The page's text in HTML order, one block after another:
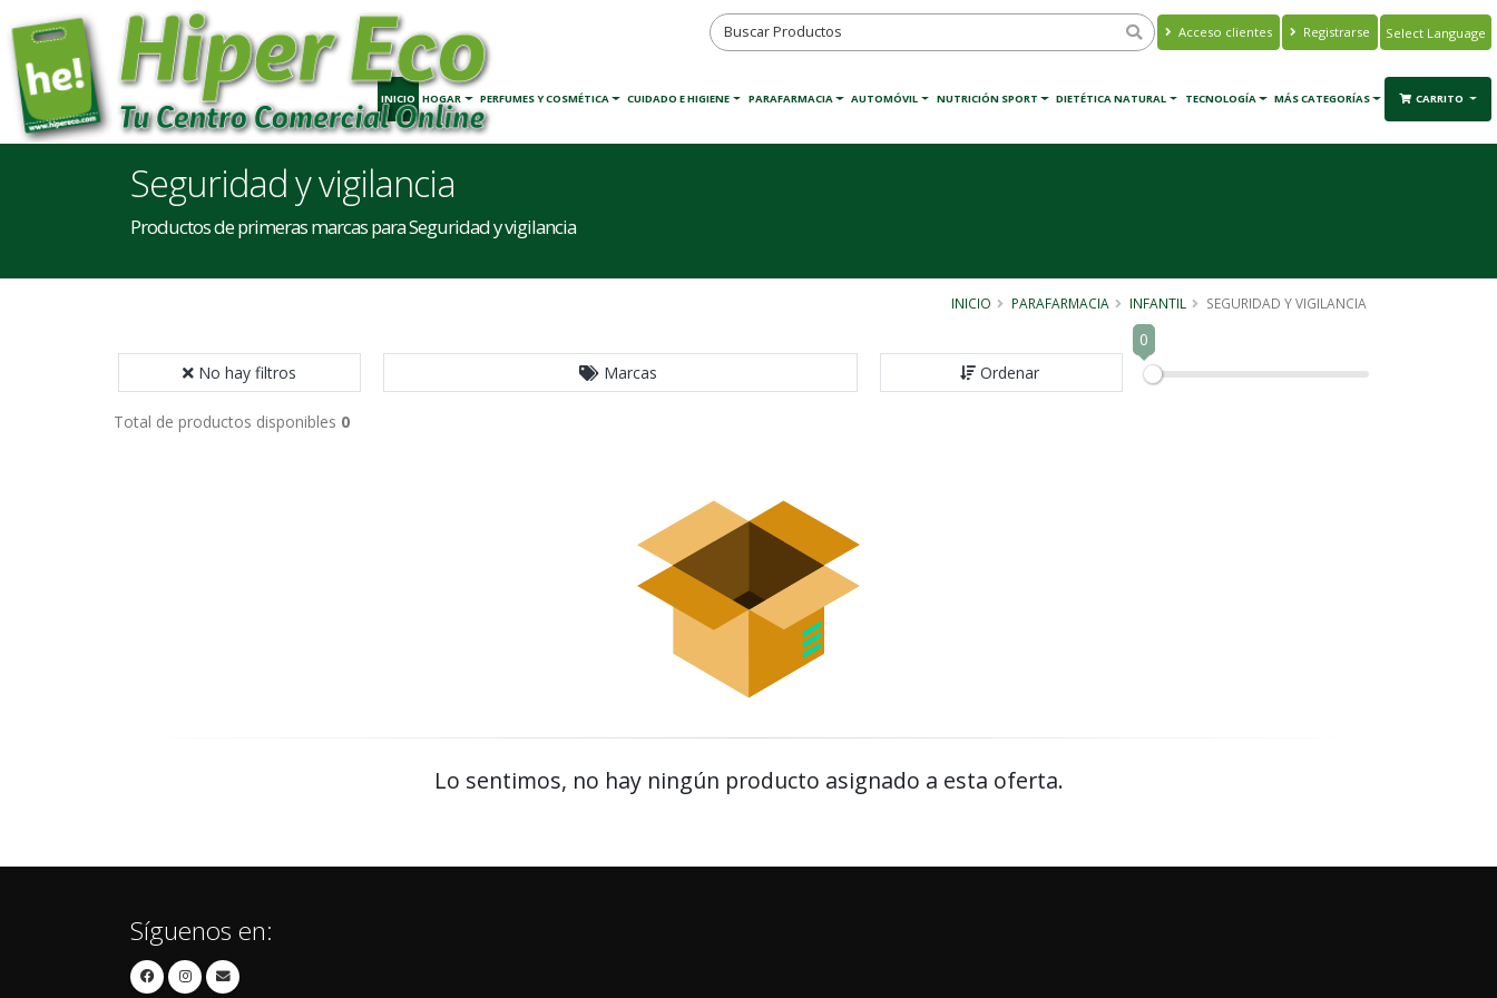
Acceso clientes Registrarse
Translate
INICIO HOGAR PERFUMES Y COSMÉTICA CUIDADO E HIGIENE PARAFARMACIA AUTOMÓVIL NUTRICIÓN SPORT DIETÉTICA NATURAL TECNOLOGÍA MÁS CATEGORÍAS CARRITO
Seguridad y vigilancia
Productos de primeras marcas para Seguridad y vigilancia
INICIO PARAFARMACIA INFANTIL SEGURIDAD Y VIGILANCIA
No hay filtros Marcas Ordenar
0
Total de productos disponibles 0
Lo sentimos, no hay ningún producto asignado a esta oferta.
Síguenos en: